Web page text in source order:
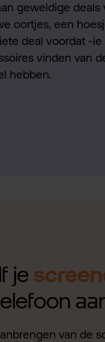
geweldige
oortjes, een
deal voordat -
vinden van
hebben.
je
van de